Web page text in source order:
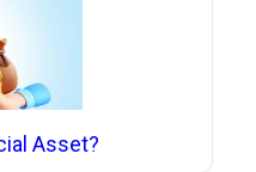
Asset?